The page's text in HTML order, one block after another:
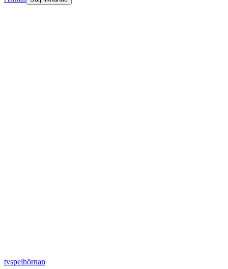
tvspelhörnan